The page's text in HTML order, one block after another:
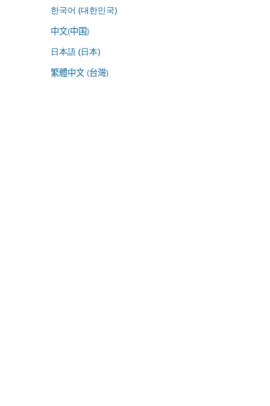
한국어 (대한민국)
中文(中国)
日本語 (日本)
繁體中文 (台灣)